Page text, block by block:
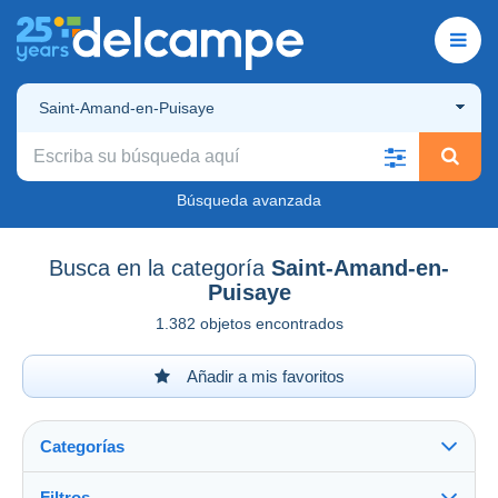
Saint-Amand-en-Puisaye
Búsqueda avanzada
Busca en la categoría Saint-Amand-en-
Puisaye
1.382 objetos encontrados
Añadir a mis favoritos
Categorías